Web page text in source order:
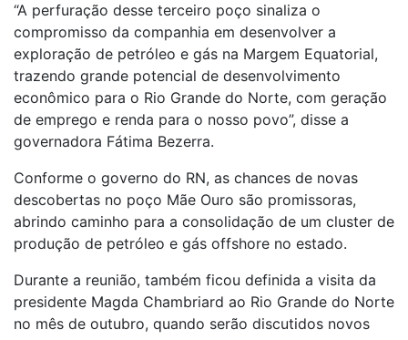
“A perfuração desse terceiro poço sinaliza o
compromisso da companhia em desenvolver a
exploração de petróleo e gás na Margem Equatorial,
trazendo grande potencial de desenvolvimento
econômico para o Rio Grande do Norte, com geração
de emprego e renda para o nosso povo”, disse a
governadora Fátima Bezerra.
Conforme o governo do RN, as chances de novas
descobertas no poço Mãe Ouro são promissoras,
abrindo caminho para a consolidação de um cluster de
produção de petróleo e gás offshore no estado.
Durante a reunião, também ficou definida a visita da
presidente Magda Chambriard ao Rio Grande do Norte
no mês de outubro, quando serão discutidos novos